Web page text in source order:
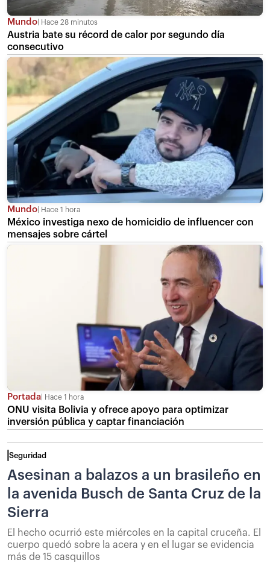
Mundo Hace 28 minutos
Austria bate su récord de calor por segundo día
consecutivo
Mundo Hace 1 hora
México investiga nexo de homicidio de influencer con
mensajes sobre cártel
Portada Hace 1 hora
ONU visita Bolivia y ofrece apoyo para optimizar
inversión pública y captar financiación
Seguridad
Asesinan a balazos a un brasileño en
la avenida Busch de Santa Cruz de la
Sierra
El hecho ocurrió este miércoles en la capital cruceña. El
cuerpo quedó sobre la acera y en el lugar se evidencia
más de 15 casquillos